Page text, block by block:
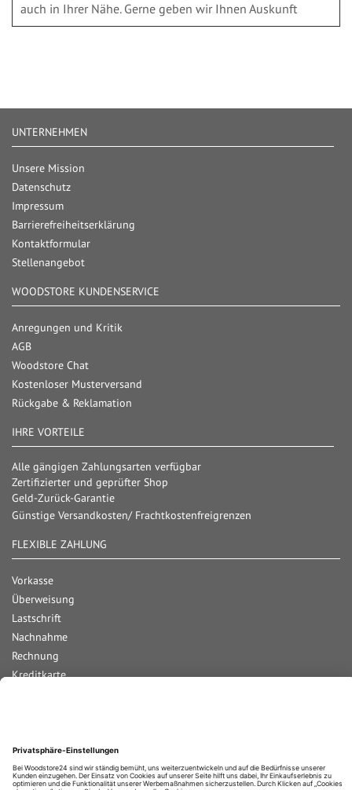
auch in Ihrer Nähe. Gerne geben wir Ihnen Auskunft
UNTERNEHMEN
Unsere Mission
Datenschutz
Impressum
Barrierefreiheitserklärung
Kontaktformular
Stellenangebot
WOODSTORE KUNDENSERVICE
Anregungen und Kritik
AGB
Woodstore Chat
Kostenloser Musterversand
Rückgabe & Reklamation
IHRE VORTEILE
Alle gängigen Zahlungsarten verfügbar
Zertifizierter und geprüfter Shop
Geld-Zurück-Garantie
Günstige Versandkosten/ Frachtkostenfreigrenzen
FLEXIBLE ZAHLUNG
Vorkasse
Überweisung
Lastschrift
Nachnahme
Rechnung
Kreditkarte